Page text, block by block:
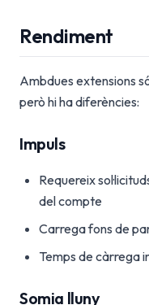
Rendiment
Ambdues extensions
però hi ha diferències:
Impuls
Requereix
del compte
Carrega fons de
Temps de càrrega
Somia lluny